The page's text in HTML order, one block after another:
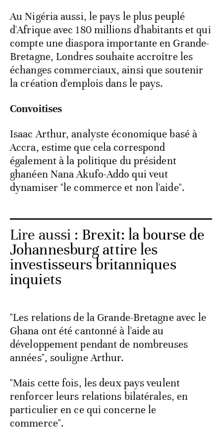
Au Nigéria aussi, le pays le plus peuplé
d'Afrique avec 180 millions d'habitants et qui
compte une diaspora importante en Grande-
Bretagne, Londres souhaite accroître les
échanges commerciaux, ainsi que soutenir
la création d'emplois dans le pays.
Convoitises
Isaac Arthur, analyste économique basé à
Accra, estime que cela correspond
également à la politique du président
ghanéen Nana Akufo-Addo qui veut
dynamiser "le commerce et non l'aide".
Lire aussi : Brexit: la bourse de
Johannesburg attire les
investisseurs britanniques
inquiets
"Les relations de la Grande-Bretagne avec le
Ghana ont été cantonné à l'aide au
développement pendant de nombreuses
années", souligne Arthur.
"Mais cette fois, les deux pays veulent
renforcer leurs relations bilatérales, en
particulier en ce qui concerne le
commerce".